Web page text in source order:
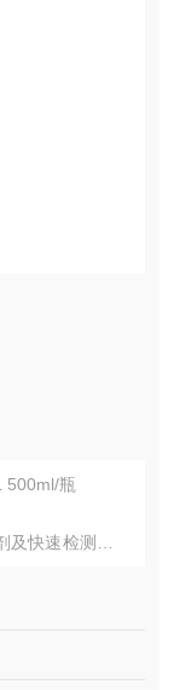
500ml/瓶
快速检测试剂